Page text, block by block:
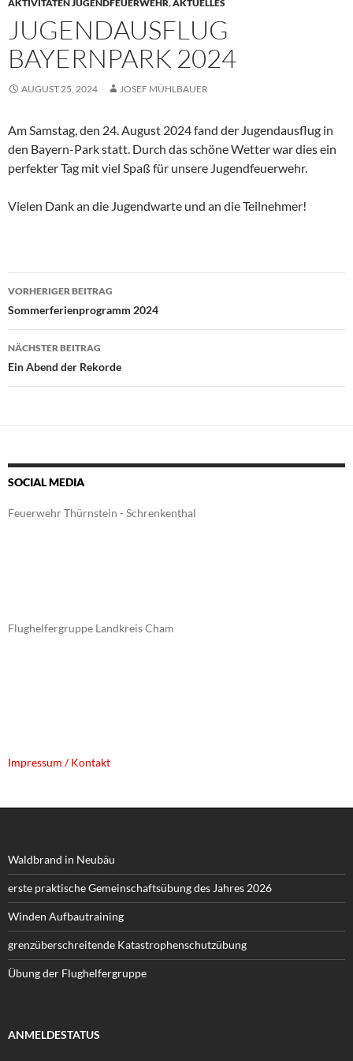
AKTIVITÄTEN JUGENDFEUERWEHR,AKTUELLES
JUGENDAUSFLUG
BAYERNPARK 2024
AUGUST 25, 2024 JOSEF MÜHLBAUER
Am Samstag, den 24. August 2024 fand der Jugendausflug in
den Bayern-Park statt. Durch das schöne Wetter war dies ein
perfekter Tag mit viel Spaß für unsere Jugendfeuerwehr.
Vielen Dank an die Jugendwarte und an die Teilnehmer!
Beitragsnavigation
VORHERIGER BEITRAG
Sommerferienprogramm 2024
NÄCHSTER BEITRAG
Ein Abend der Rekorde
SOCIAL MEDIA
Feuerwehr Thürnstein - Schrenkenthal
Flughelfergruppe Landkreis Cham
Impressum / Kontakt
Waldbrand in Neubäu
erste praktische Gemeinschaftsübung des Jahres 2026
Winden Aufbautraining
grenzüberschreitende Katastrophenschutzübung
Übung der Flughelfergruppe
ANMELDESTATUS